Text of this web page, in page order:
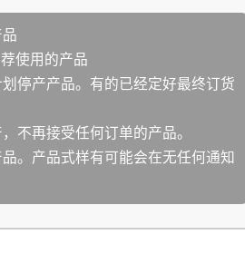
使用的产品
停产产品。有的已经定好最终订货
不再接受任何订单的产品。
。产品式样有可能会在无任何通知